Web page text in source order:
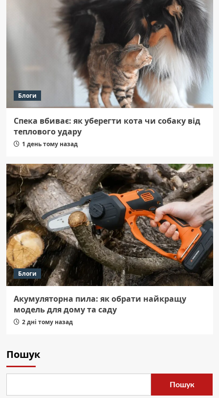
Блоги
Спека вбиває: як уберегти кота чи собаку від
теплового удару
1 день тому назад
Блоги
Акумуляторна пила: як обрати найкращу
модель для дому та саду
2 дні тому назад
Пошук
Пошук